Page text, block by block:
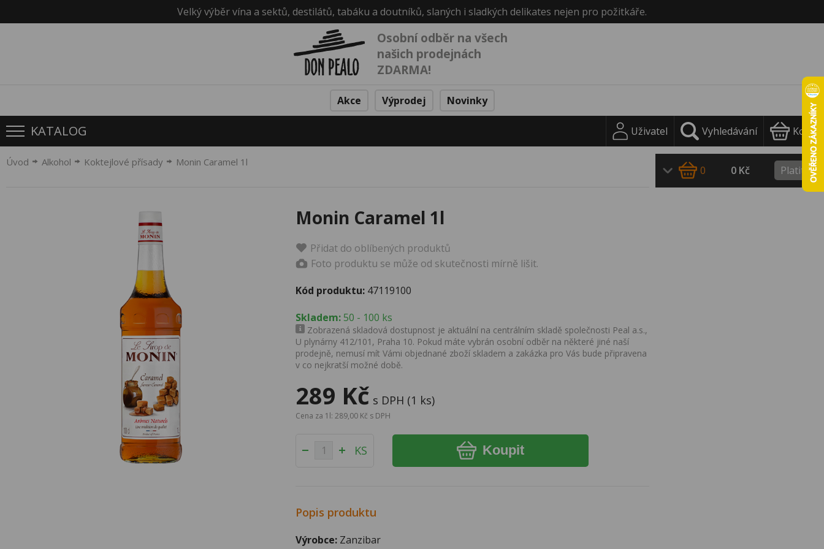
Velký výběr vína a sektů, destilátů, tabáku a doutníků, slaných i sladkých delikates nejen pro požitkáře.
Osobní odběr na všech
našich prodejnách
ZDARMA!
Akce Výprodej Novinky
KATALOG Uživatel Vyhledávání Košík
Úvod Alkohol Koktejlové přísady Monin Caramel 1l
Monin Caramel 1l
Přidat do oblíbených produktů
Foto produktu se může od skutečnosti mírně lišit.
Kód produktu: 47119100
Skladem:50 - 100 ks
Zobrazená skladová dostupnost je aktuální na centrálním skladě společnosti Peal a.s.,
U plynárny 412/101, Praha 10. Pokud máte vybrán osobní odběr na některé jiné naší
prodejně, nemusí mít Vámi objednané zboží skladem a zakázka pro Vás bude připravena
v co nejkratší možné době.
289 Kč s DPH (1 ks)
Cena za 1l: 289,00 Kč s DPH
KS Koupit
Popis produktu
Výrobce: Zanzibar
0 0 Kč Platit